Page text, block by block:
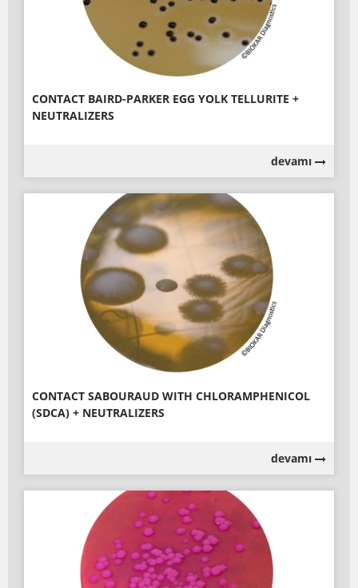
CONTACT BAIRD-PARKER EGG YOLK TELLURITE +
NEUTRALIZERS
devamı
CONTACT SABOURAUD WITH CHLORAMPHENICOL
(SDCA) + NEUTRALIZERS
devamı